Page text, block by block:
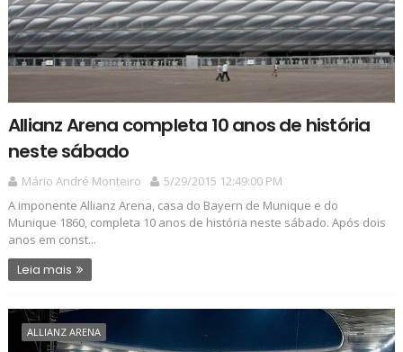
Allianz Arena completa 10 anos de história
neste sábado
Mário André Monteiro
5/29/2015 12:49:00 PM
A imponente Allianz Arena, casa do Bayern de Munique e do
Munique 1860, completa 10 anos de história neste sábado. Após dois
anos em const...
Leia mais
ALLIANZ ARENA